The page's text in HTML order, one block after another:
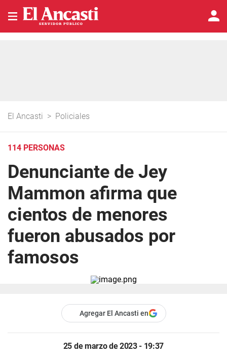
El Ancasti > Policiales
114 PERSONAS
Denunciante de Jey
Mammon afirma que
cientos de menores
fueron abusados por
famosos
Agregar El Ancasti en
25 de marzo de 2023 - 19:37